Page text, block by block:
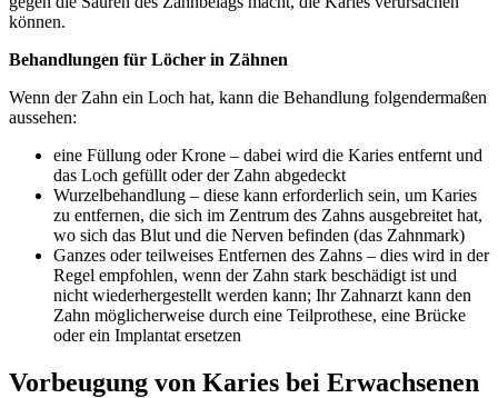
können.
Behandlungen für Löcher in Zähnen
Wenn der Zahn ein Loch hat, kann die Behandlung folgendermaßen
aussehen:
eine Füllung oder Krone – dabei wird die Karies entfernt und
das Loch gefüllt oder der Zahn abgedeckt
Wurzelbehandlung – diese kann erforderlich sein, um Karies
zu entfernen, die sich im Zentrum des Zahns ausgebreitet hat,
wo sich das Blut und die Nerven befinden (das Zahnmark)
Ganzes oder teilweises Entfernen des Zahns – dies wird in der
Regel empfohlen, wenn der Zahn stark beschädigt ist und
nicht wiederhergestellt werden kann; Ihr Zahnarzt kann den
Zahn möglicherweise durch eine Teilprothese, eine Brücke
oder ein Implantat ersetzen
Vorbeugung von Karies bei Erwachsenen